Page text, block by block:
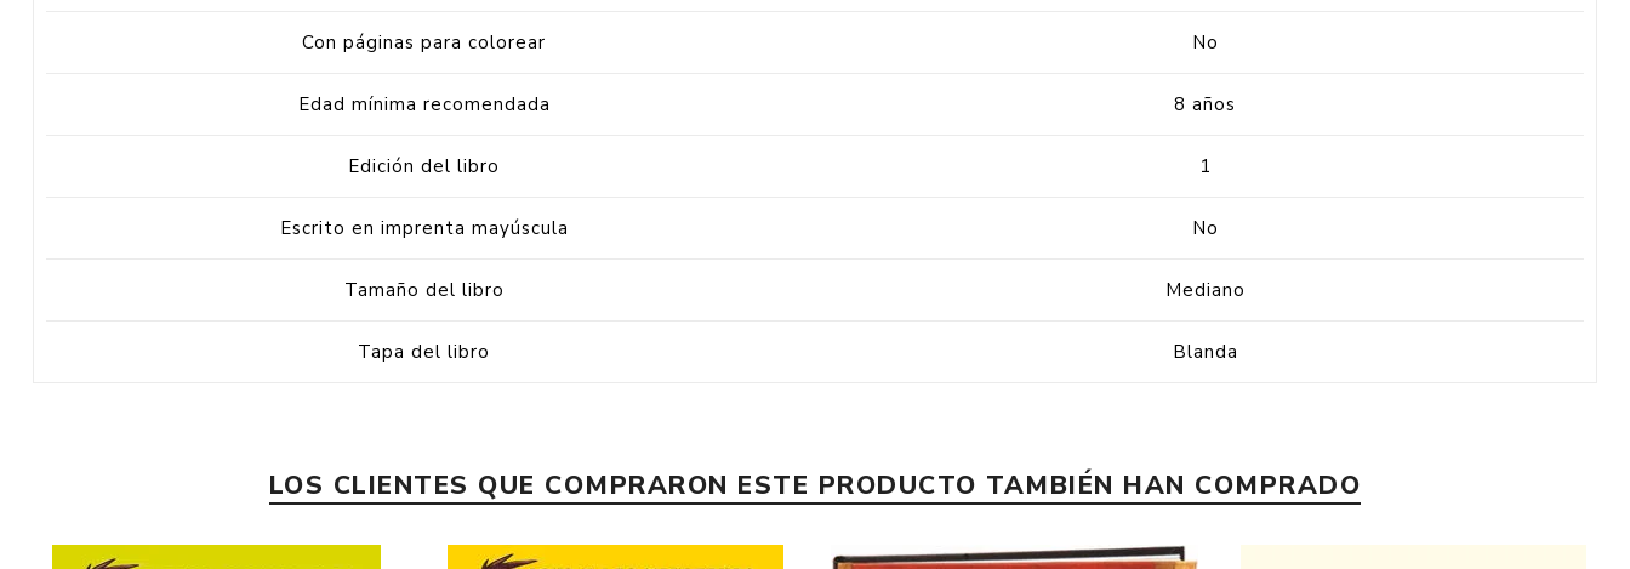
Con páginas para colorear No
Edad mínima recomendada 8 años
Edición del libro 1
Escrito en imprenta mayúscula No
Tamaño del libro Mediano
Tapa del libro Blanda
LOS CLIENTES QUE COMPRARON ESTE PRODUCTO TAMBIÉN HAN COMPRADO